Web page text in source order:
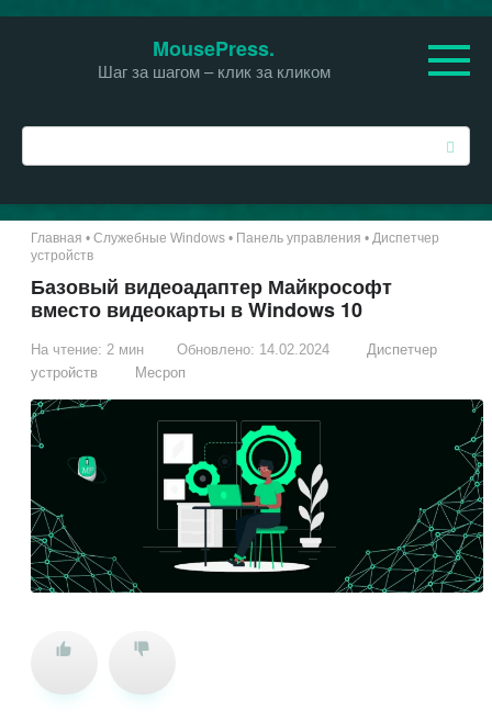
MousePress.
Шаг за шагом – клик за кликом
о
с
Главная • Служебные Windows • Панель управления • Диспетчер
устройств
Базовый видеоадаптер Майкрософт
вместо видеокарты в Windows 10
На чтение: 2 мин Обновлено: 14.02.2024
Диспетчер
устройств
Месроп